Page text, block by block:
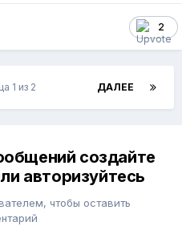
2
ДАЛЕЕ
1 из 2
создайте
авторизуйтесь
чтобы оставить